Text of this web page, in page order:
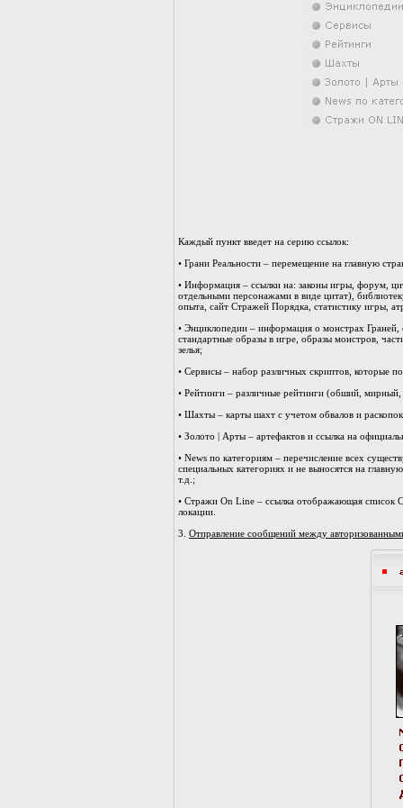
Каждый пункт введет на серию ссылок:
• Грани Реальности – перемещение на главную
• Информация – ссылки на: законы игры, форум,
отдельными персонажами в виде цитат),
опыта, сайт Стражей Порядка, статистику игры,
• Энциклопедии – информация о монстрах
стандартные образы в игре, образы монстров,
зелья;
• Сервисы – набор различных скриптов, которые
• Рейтинги – различные рейтинги (обший,
• Шахты – карты шахт с учетом обвалов и
• Золото | Арты – артефактов и ссылка на
• News по категориям – перечисление всех
специальных категориях и не выносятся на
т.д.;
• Стражи On Line – ссылка отображающая список
локации.
3. Отправление сообщений между